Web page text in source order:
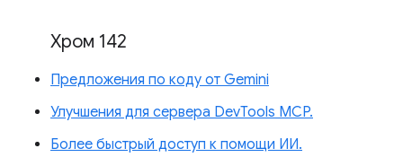
Хром 142
Предложения по коду от Gemini
Улучшения для сервера DevTools MCP.
Более быстрый доступ к помощи ИИ.